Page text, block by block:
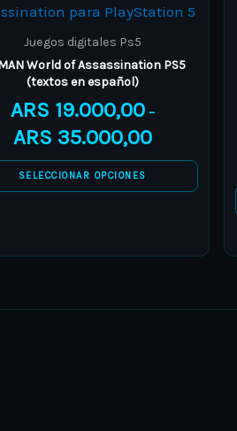
Juegos digitales Ps5
World of Assassination PS5
(textos en español)
ARS 19.000,00 –
ARS 35.000,00
ARS 19.000,00
SELECCIONAR OPCIONES
product
has
multiple
variants.
The
options
may
be
the
page